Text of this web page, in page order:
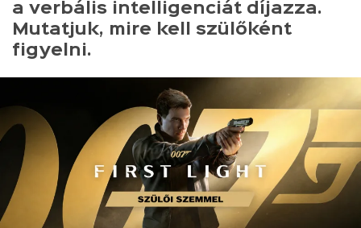
a verbális intelligenciát díjazza.
Mutatjuk, mire kell szülőként
figyelni.